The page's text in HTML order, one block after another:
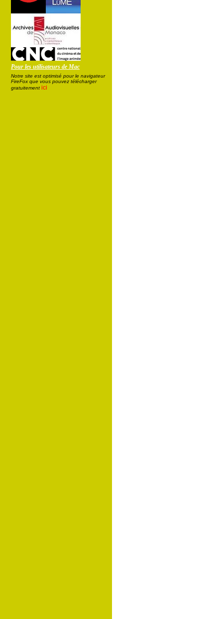
Pour les utilisateurs de Mac
Notre site est optimisé pour le navigateur
FireFox que vous pouvez télécharger
gratuitement ici